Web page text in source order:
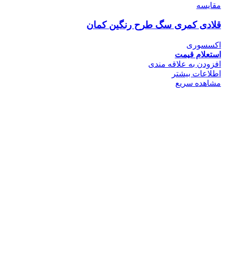
مقایسه
قلادی کمری سگ طرح رنگین کمان
اکسسوری
استعلام قیمت
افزودن به علاقه مندی
اطلاعات بیشتر
مشاهده سریع